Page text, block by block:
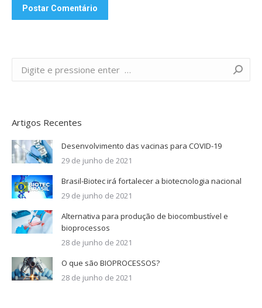
Postar Comentário
Artigos Recentes
Desenvolvimento das vacinas para COVID-19
29 de junho de 2021
Brasil-Biotec irá fortalecer a biotecnologia nacional
29 de junho de 2021
Alternativa para produção de biocombustível e
bioprocessos
28 de junho de 2021
O que são BIOPROCESSOS?
28 de junho de 2021